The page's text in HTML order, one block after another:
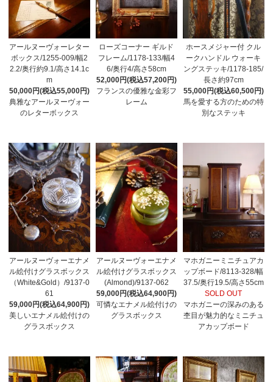
アールヌーヴォーレター
ボックス/1255-009/幅2
2.2/奥行約9.1/高さ14.1c
m
50,000円(税込55,000円)
典雅なアールヌーヴォー
のレターボックス
ローズコーナー ギルド
フレーム/1178-133/幅4
6/奥行4/高さ58cm
52,000円(税込57,200円)
フランスの優雅な金彩フ
レーム
ホースメジャー付 クル
ークハンドル ウォーキ
ングステッキ/1178-185/
長さ約97cm
55,000円(税込60,500円)
馬を愛する方のための特
別なステッキ
アールヌーヴォーエナメ
ル絵付けグラスボックス
（White&Gold）/9137-0
61
59,000円(税込64,900円)
美しいエナメル絵付けの
グラスボックス
アールヌーヴォーエナメ
ル絵付けグラスボックス
(Almond)/9137-062
59,000円(税込64,900円)
可憐なエナメル絵付けの
グラスボックス
マホガニーミニチュアカ
ップボード/8113-328/幅
37.5/奥行19.5/高さ55cm
SOLD OUT
マホガニーの深みのある
杢目が魅力的なミニチュ
アカップボード